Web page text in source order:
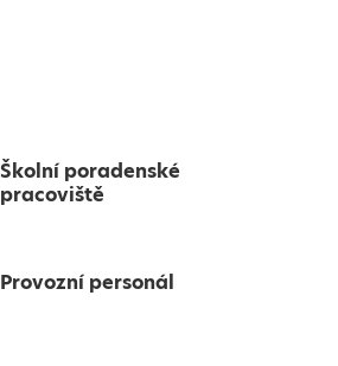
Školní poradenské
pracoviště
Provozní personál